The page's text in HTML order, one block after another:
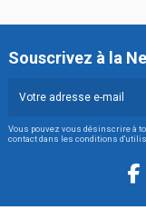
Souscrivez à la
Vous pouvez vous désinscrire à
contact dans les conditions